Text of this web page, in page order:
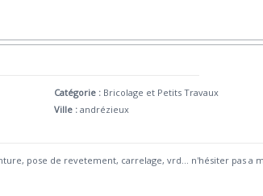
Catégorie : Bricolage et Petits Travaux
Ville : andrézieux
pose de revetement, carrelage, vrd... n'hésiter pas a